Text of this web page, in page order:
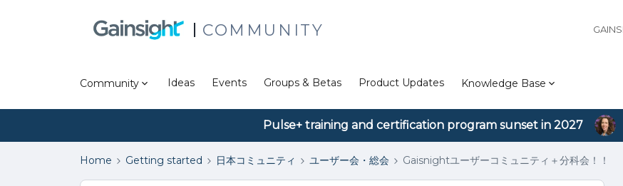
COMMUNITY
Community Ideas Events Groups & Betas Product Updates Knowledge Base
Pulse+ training and certification program sunset in 2027
Home Getting started 日本コミュニティ ユーザー会・総会 Gaisnightユーザーコミュニティ＋分科会！！